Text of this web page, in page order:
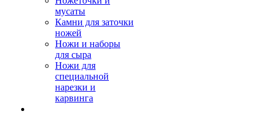
мусаты
Камни для заточки
ножей
Ножи и наборы
для сыра
Ножи для
специальной
нарезки и
карвинга